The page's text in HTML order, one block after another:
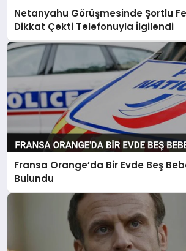
Netanyahu Görüşmesinde Şortlu
Dikkat Çekti Telefonuyla İlgilendi
Fransa Orange’da Bir Evde Beş
Bulundu